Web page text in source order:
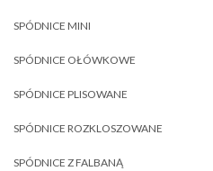
SPÓDNICE MINI
SPÓDNICE OŁÓWKOWE
SPÓDNICE PLISOWANE
SPÓDNICE ROZKLOSZOWANE
SPÓDNICE Z FALBANĄ